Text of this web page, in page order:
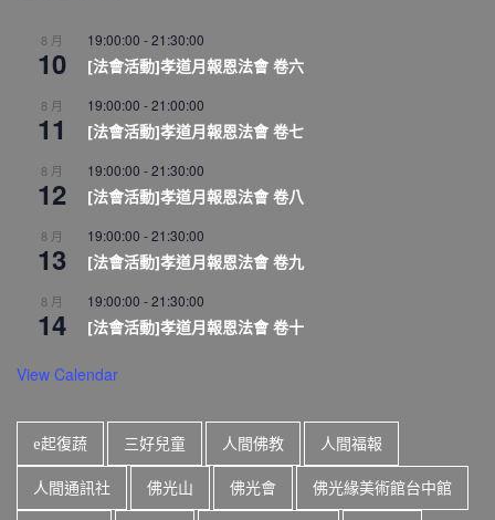
8 月
10
19:00:00 -21:30:00
[法會活動]孝道月報恩法會 卷六
8 月
11
19:00:00 -21:00:00
[法會活動]孝道月報恩法會 卷七
8 月
12
19:00:00 -21:30:00
[法會活動]孝道月報恩法會 卷八
8 月
13
19:00:00 -21:30:00
[法會活動]孝道月報恩法會 卷九
8 月
14
19:00:00 -21:30:00
[法會活動]孝道月報恩法會 卷十
View Calendar
e起復蔬 三好兒童 人間佛教 人間福報
人間通訊社 佛光山 佛光會 佛光緣美術館台中館